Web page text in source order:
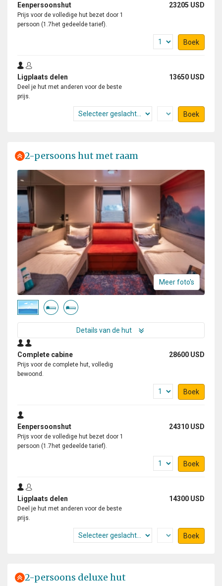
Eenpersoonshut 23205 USD
Prijs voor de volledige hut bezet door 1
persoon (1.7het gedeelde tarief).
Boek
Ligplaats delen 13650 USD
Deel je hut met anderen voor de beste
prijs.
Boek
2-persoons hut met raam
Meer foto's
Details van de hut
Complete cabine 28600 USD
Prijs voor de complete hut, volledig
bewoond.
Boek
Eenpersoonshut 24310 USD
Prijs voor de volledige hut bezet door 1
persoon (1.7het gedeelde tarief).
Boek
Ligplaats delen 14300 USD
Deel je hut met anderen voor de beste
prijs.
Boek
2-persoons deluxe hut